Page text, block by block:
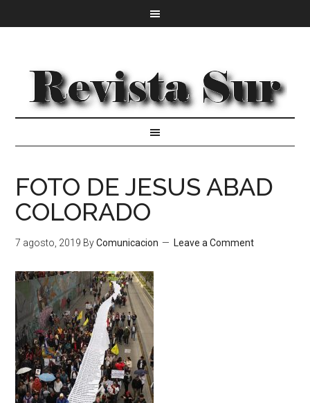
FOTO DE JESUS ABAD
COLORADO
7 agosto, 2019 ByComunicacion Leave a Comment